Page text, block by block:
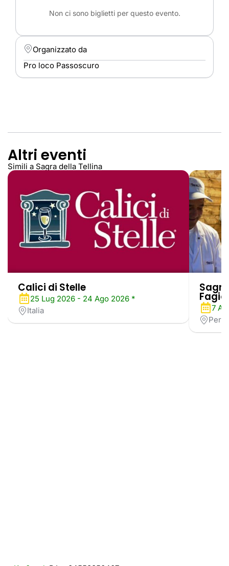
Non ci sono biglietti per questo evento.
Organizzato da
Pro loco Passoscuro
Altri eventi
Simili a Sagra della Tellina
Calici di Stelle
25 Lug 2026 - 24 Ago 2026 *
Italia
7